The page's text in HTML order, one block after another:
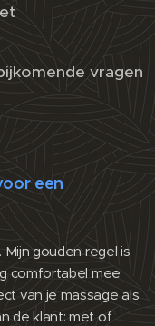
vragen
een
gouden regel is
comfortabel mee
van je massage als
de klant: met of